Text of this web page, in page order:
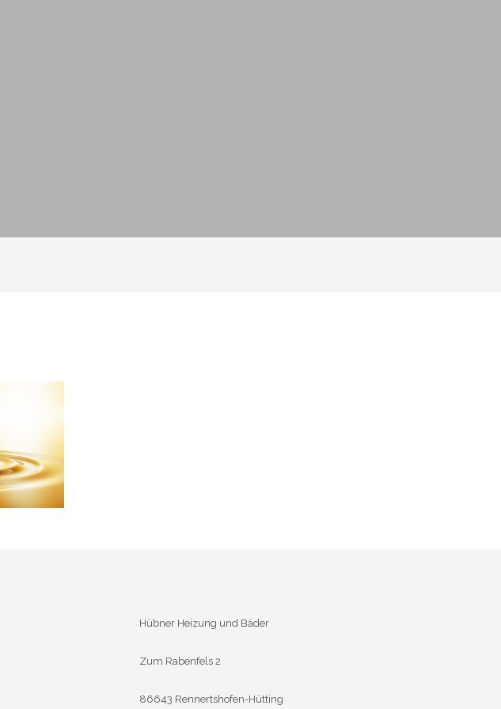
Hübner Heizung und Bäder
Zum Rabenfels 2
86643 Rennertshofen-Hütting